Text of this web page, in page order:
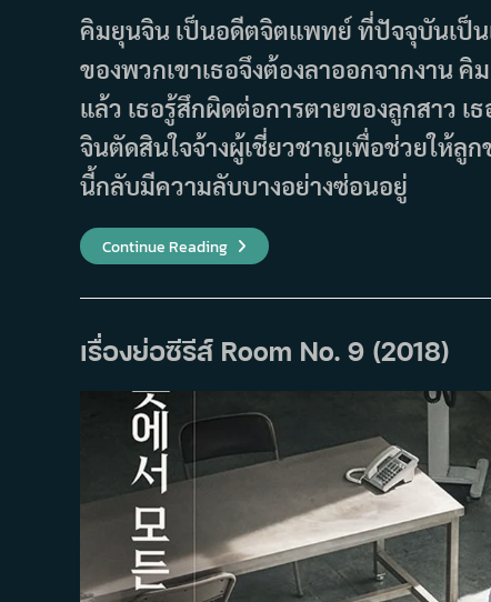
คิมยุนจิน เป็นอดีตจิตแพทย์ ที่ปัจจุบันเป็
ของพวกเขาเธอจึงต้องลาออกจากงาน
แล้ว เธอรู้สึกผิดต่อการตายของลูกสาว
จินตัดสินใจจ้างผู้เชี่ยวชาญเพื่อช่วยให้ลู
นี้กลับมีความลับบางอย่างซ่อนอยู่
Continue Readingเรื่อง
ย่อ
(2018)
เรื่องย่อซีรีส์ Room No. 9 (2018)